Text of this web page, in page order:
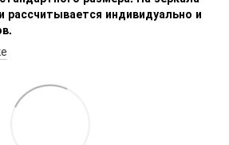
рассчитывается индивидуально и